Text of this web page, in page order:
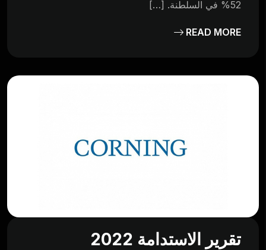
52% في السلطنة. […]
READ MORE
تقرير الاستدامة 2022